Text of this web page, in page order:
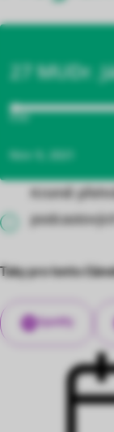
Kromě
Taky pro tento